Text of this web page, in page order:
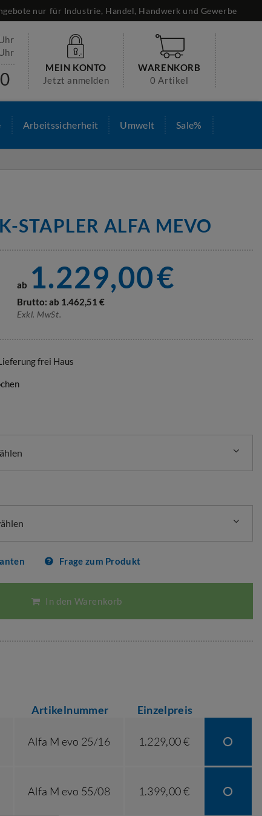
nur für Industrie, Handel, Handwerk und Gewerbe
MEIN KONTO
Jetzt anmelden
WARENKORB
0 Artikel
Arbeitssicherheit Umwelt Sale%
STAPLER ALFA MEVO
ab 1.229,00€
Brutto: ab 1.462,51 €
Exkl. MwSt.
frei Haus
Frage zum Produkt
In den Warenkorb
Artikelnummer Einzelpreis
Alfa M evo 25/16 1.229,00 €
Alfa M evo 55/08 1.399,00 €